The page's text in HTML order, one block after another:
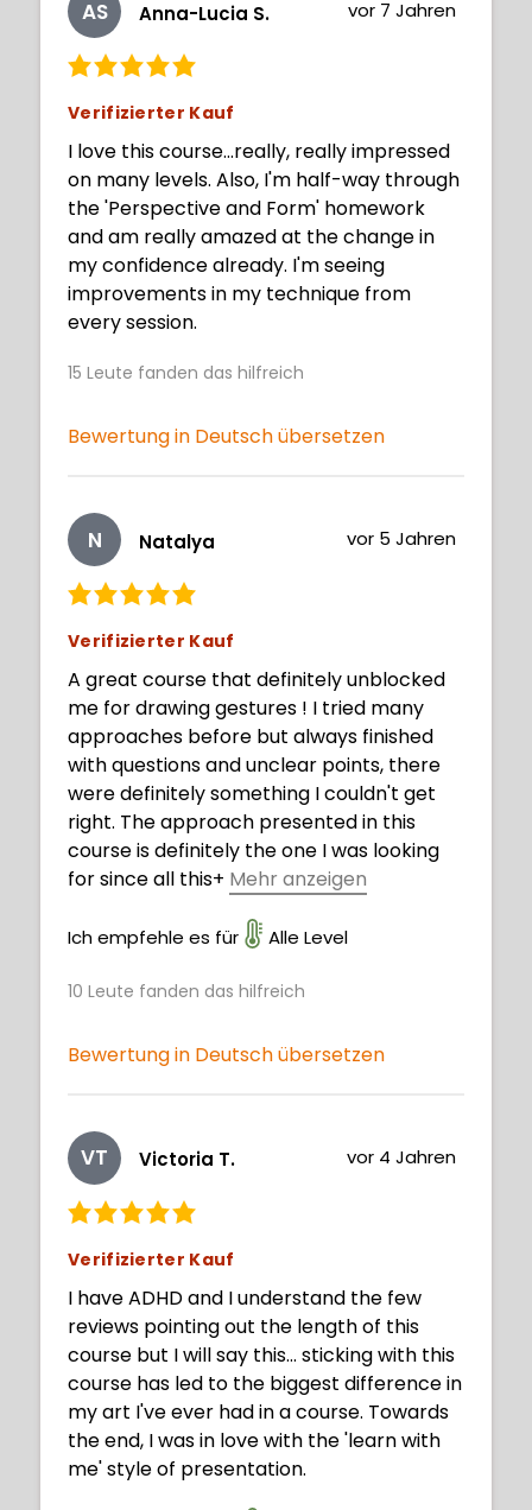
AS Anna-Lucia S. vor 7 Jahren
Verifizierter Kauf
I love this course...really, really impressed
on many levels. Also, I'm half-way through
the 'Perspective and Form' homework
and am really amazed at the change in
my confidence already. I'm seeing
improvements in my technique from
every session.
15 Leute fanden das hilfreich
Bewertung in Deutsch übersetzen
N Natalya vor 5 Jahren
Verifizierter Kauf
A great course that definitely unblocked
me for drawing gestures ! I tried many
approaches before but always finished
with questions and unclear points, there
were definitely something I couldn't get
right. The approach presented in this
course is definitely the one I was looking
for since all this+ Mehr anzeigen
so clear now, I would just say a huge
! ^^
Ich empfehle es für Alle Level
10 Leute fanden das hilfreich
Bewertung in Deutsch übersetzen
VT Victoria T. vor 4 Jahren
Verifizierter Kauf
I have ADHD and I understand the few
reviews pointing out the length of this
course but I will say this... sticking with this
course has led to the biggest difference in
my art I've ever had in a course. Towards
the end, I was in love with the 'learn with
me' style of presentation.